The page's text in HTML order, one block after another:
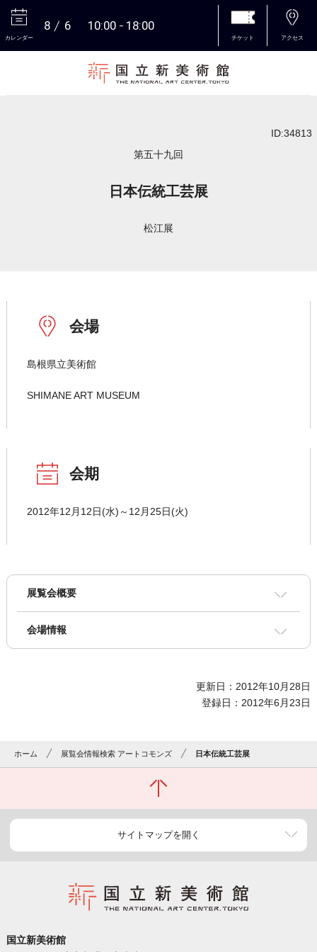
カレンダー
8 6 10:00 18:00
チケット アクセス
ID:34813
第五十九回
日本伝統工芸展
松江展
会場
島根県立美術館
SHIMANE ART MUSEUM
会期
2012年12月12日(水)～12月25日(火)
展覧会概要
会場情報
更新日：2012年10月28日
登録日：2012年6月23日
ホーム 展覧会情報検索 アートコモンズ 日本伝統工芸展
サイトマップを開く
国立新美術館